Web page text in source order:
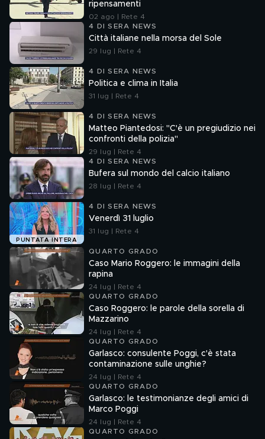
ripensamenti
02 ago | Rete 4
4 DI SERA NEWS
Città italiane nella morsa del Sole
29 lug | Rete 4
4 DI SERA NEWS
Politica e clima in Italia
31 lug | Rete 4
4 DI SERA NEWS
Matteo Piantedosi: "C'è un pregiudizio nei
confronti della polizia"
29 lug | Rete 4
4 DI SERA NEWS
Bufera sul mondo del calcio italiano
28 lug | Rete 4
PUNTATA INTERA
4 DI SERA NEWS
Venerdì 31 luglio
31 lug | Rete 4
QUARTO GRADO
Caso Mario Roggero: le immagini della
rapina
24 lug | Rete 4
QUARTO GRADO
Caso Roggero: le parole della sorella di
Mazzarino
24 lug | Rete 4
QUARTO GRADO
Garlasco: consulente Poggi, c'è stata
contaminazione sulle unghie?
24 lug | Rete 4
QUARTO GRADO
Garlasco: le testimonianze degli amici di
Marco Poggi
24 lug | Rete 4
QUARTO GRADO